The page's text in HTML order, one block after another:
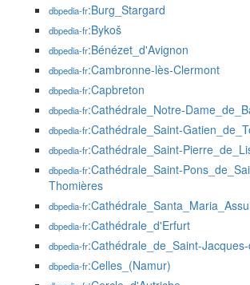
dbpedia-fr:Burg_Stargard
dbpedia-fr:Bykoš
dbpedia-fr:Bénézet_d'Avignon
dbpedia-fr:Cambronne-lès-Clermont
dbpedia-fr:Capbreton
dbpedia-fr:Cathédrale_Notre-
dbpedia-fr:Cathédrale_Saint-
dbpedia-fr:Cathédrale_Saint-
dbpedia-fr:Cathédrale_Saint-
Thomières
dbpedia-fr
dbpedia-fr:Cathédrale_d'Erfurt
dbpedia-fr:Cathédrale_de_Saint-
dbpedia-fr:Celles_(Namur)